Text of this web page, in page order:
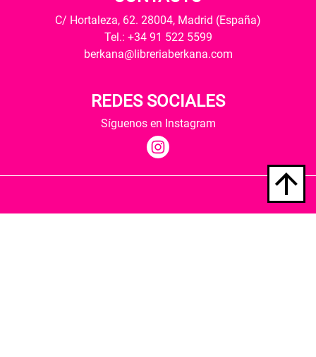
C/ Hortaleza, 62. 28004, Madrid (España)
Tel.: +34 91 522 5599
berkana@libreriaberkana.com
REDES SOCIALES
Síguenos en Instagram